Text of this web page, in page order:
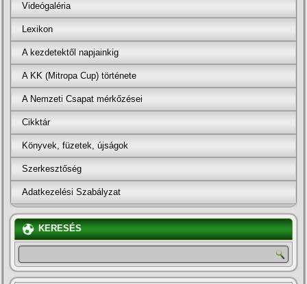
Videógaléria
Lexikon
A kezdetektől napjainkig
A KK (Mitropa Cup) története
A Nemzeti Csapat mérkőzései
Cikktár
Könyvek, füzetek, újságok
Szerkesztőség
Adatkezelési Szabályzat
KERESÉS